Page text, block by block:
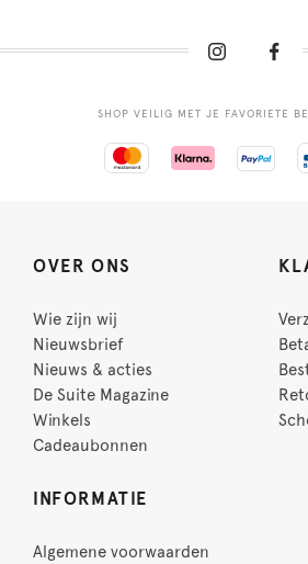
SHOP VEILIG MET JE FAVORIETE
OVER ONS
Wie zijn wij
Nieuwsbrief
Nieuws & acties
De Suite Magazine
Winkels
Cadeaubonnen
INFORMATIE
Algemene voorwaarden